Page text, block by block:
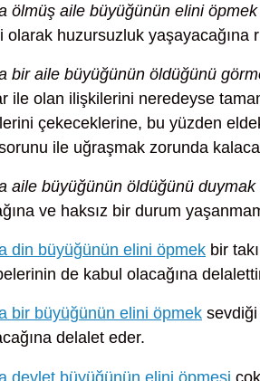
ölmüş aile büyüğünün elini öpmek
olarak huzursuzluk yaşayacağına
bir aile büyüğünün öldüğünü
ile olan ilişkilerini neredeyse
çekeceklerine, bu yüzden
ile uğraşmak zorunda
aile büyüğünün öldüğünü duymak
ve haksız bir durum
din büyüğünün elini öpmek bir
de kabul olacağına
bir büyüğünün elini öpmek sevdiği
delalet eder.
devlet büyüğünün elini öpmesi